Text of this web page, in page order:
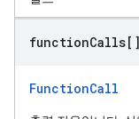
functionCalls[]
FunctionCall